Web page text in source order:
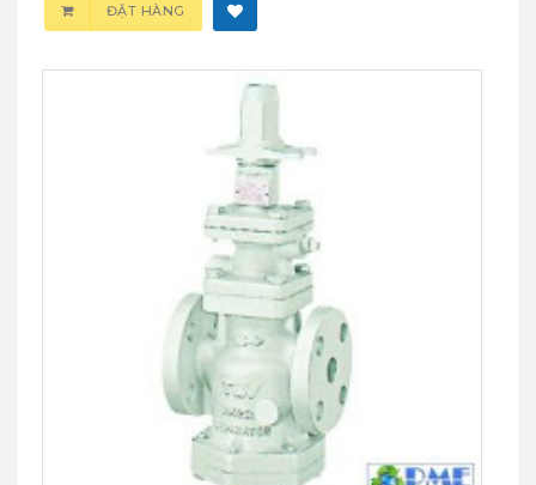
ĐẶT HÀNG